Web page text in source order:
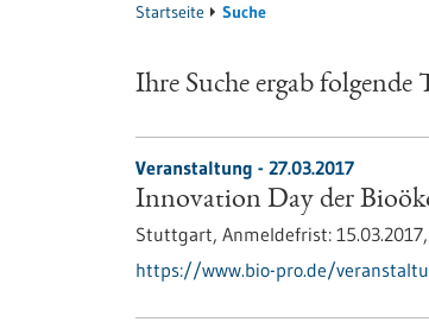
Startseite Suche
Ihre Suche ergab folgende
Veranstaltung - 27.03.2017
Innovation Day der
Stuttgart, Anmeldefrist: 15.03.2017,
https://www.bio-pro.de/